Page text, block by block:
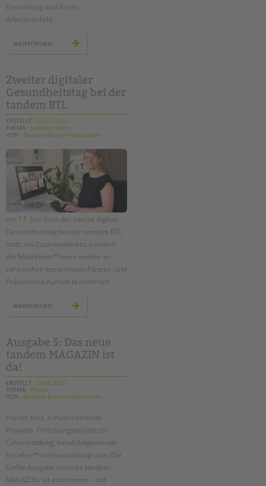
Einrichtung und ihrem
Arbeitsumfeld.
weiterlesen starke,
bewerber*innen
Zweiter digitaler
Gesundheitstag bei der
tandem BTL
ERSTELLT 26.06.2020
THEMA tandem intern
VON
Barbara Brecht-Hadraschek
Am 17. Juni fand der zweite digitale
Gesundheitstag bei der tandem BTL
statt. Via Zoomkonferenz konnten
die Mitarbeiter*innen wieder an
zahlreichen kostenlosen Fitness- und
Präventions-Kursen teilnehmen.
weiterlesen zweiter
digitaler
tandem
btl
Ausgabe 5: Das neue
tandem MAGAZIN ist
da!
ERSTELLT 10.06.2020
THEMA
Presse
VON
Barbara Brecht-Hadraschek
Harzer Kiez, schulersetzende
Projekte, Forschungsprojekt zu
Cybermobbing, berufsbegleitende
Erzieher*innenausbildung uvm: Die
fünfte Ausgabe unseres tandem
MAGAZINs ist erschienen – mit